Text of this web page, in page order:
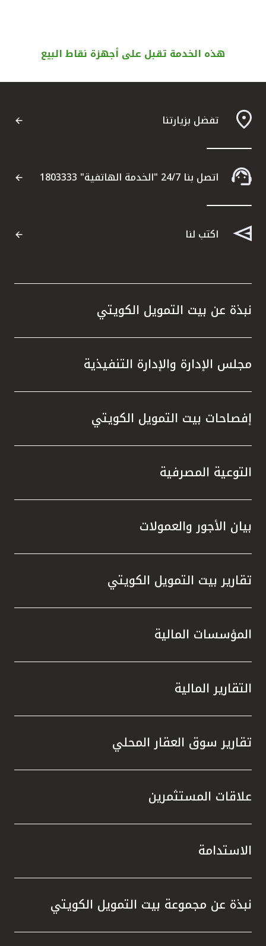
هذه الخدمة تقبل على أجهزة نقاط البيع
تفضل بزيارتنا
اتصل بنا 24/7 "الخدمة الهاتفية" 1803333
اكتب لنا
نبذة عن بيت التمويل الكويتي
مجلس الإدارة والإدارة التنفيذية
إفصاحات بيت التمويل الكويتي
التوعية المصرفية
بيان الأجور والعمولات
تقارير بيت التمويل الكويتي
المؤسسات المالية
التقارير المالية
تقارير سوق العقار المحلي
علاقات المستثمرين
الاستدامة
نبذة عن مجموعة بيت التمويل الكويتي